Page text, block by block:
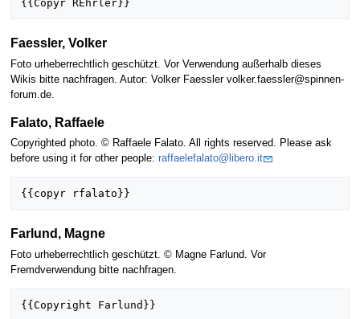
Faessler, Volker
Foto urheberrechtlich geschützt. Vor Verwendung außerhalb dieses
Wikis bitte nachfragen. Autor: Volker Faessler volker.faessler@spinnen-
forum.de.
Falato, Raffaele
Copyrighted photo. © Raffaele Falato. All rights reserved. Please ask
before using it for other people: raffaelefalato@libero.it
Farlund, Magne
Foto urheberrechtlich geschützt. © Magne Farlund. Vor
Fremdverwendung bitte nachfragen.